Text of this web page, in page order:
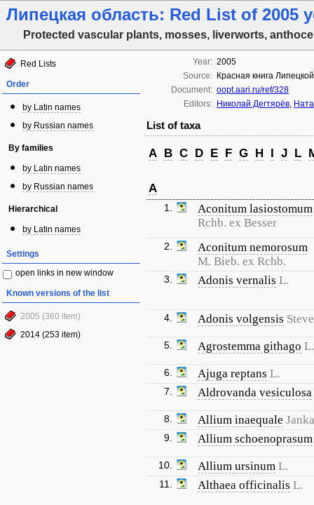
Липецкая область: Red List of 2005
Protected vascular plants, mosses, liverworts,
Red Lists
Order
by Latin names
by Russian names
By families
by Latin names
by Russian names
Hierarchical
by Latin names
Settings
open links in new window
Known versions of the list
2005 (360 item)
2014 (253 item)
Year: 2005
Source: Красная книга
Document: oopt.aari.ru/ref/328
Editors: Николай Дегтярёв,
List of taxa
A B C D E F G H I J L
A
1.
Aconitum lasiostomum
Rchb. ex Besser
2.
Aconitum nemorosum
M. Bieb. ex Rchb.
3. Adonis vernalis L.
4. Adonis volgensis
5. Agrostemma githago L.
6. Ajuga reptans L.
7. Aldrovanda vesiculosa
8. Allium inaequale Janka
9. Allium schoenoprasum
10. Allium ursinum L.
11. Althaea officinalis L.